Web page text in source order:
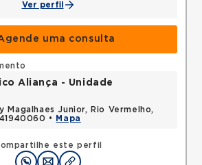
Ver perfil
uma consulta
este perfil
Aliança - Unidade
Magalhaes Junior, Rio Vermelho,
•
Mapa